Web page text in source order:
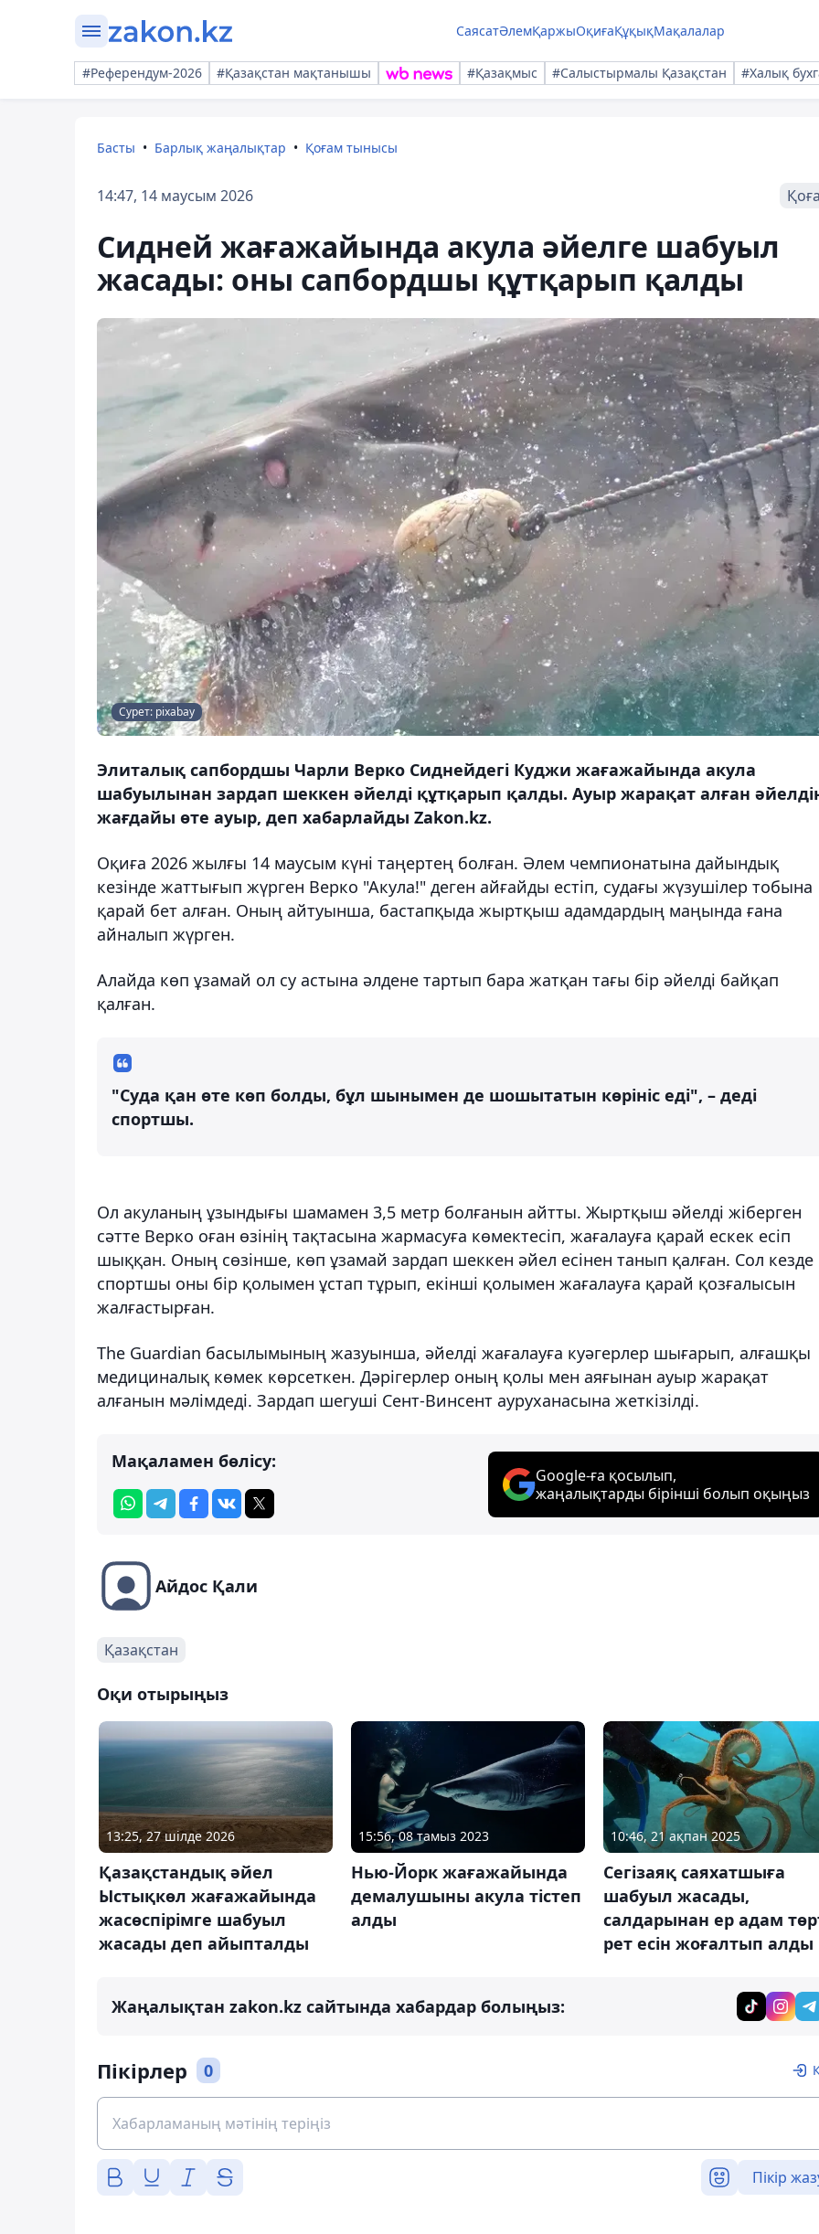
СаясатӘлемҚаржыОқиғаҚұқықМақалалар
#Референдум-2026 #Қазақстан мақтанышы #Қазақмыс #Салыстырмалы Қазақстан #Халық
Басты Барлық жаңалықтар Қоғам тынысы
14:47, 14 маусым 2026
Сидней жағажайында акула әйелге шабуыл
жасады: оны сапбордшы құтқарып қалды
Сурет: pixabay
Элиталық сапбордшы Чарли Верко Сиднейдегі Куджи жағажайында акула
шабуылынан зардап шеккен әйелді құтқарып қалды. Ауыр жарақат алған
жағдайы өте ауыр, деп хабарлайды Zakon.kz.
Оқиға 2026 жылғы 14 маусым күні таңертең болған. Әлем чемпионатына дайындық
кезінде жаттығып жүрген Верко "Акула!" деген айғайды естіп, судағы жүзушілер тобына
қарай бет алған. Оның айтуынша, бастапқыда жыртқыш адамдардың маңында ғана
айналып жүрген.
Алайда көп ұзамай ол су астына әлдене тартып бара жатқан тағы бір әйелді байқап
қалған.
"Суда қан өте көп болды, бұл шынымен де шошытатын көрініс еді", – деді
спортшы.
Ол акуланың ұзындығы шамамен 3,5 метр болғанын айтты. Жыртқыш әйелді жіберген
сәтте Верко оған өзінің тақтасына жармасуға көмектесіп, жағалауға қарай ескек есіп
шыққан. Оның сөзінше, көп ұзамай зардап шеккен әйел есінен танып қалған. Сол кезде
спортшы оны бір қолымен ұстап тұрып, екінші қолымен жағалауға қарай қозғалысын
жалғастырған.
The Guardian басылымының жазуынша, әйелді жағалауға куәгерлер шығарып, алғашқы
медициналық көмек көрсеткен. Дәрігерлер оның қолы мен аяғынан ауыр жарақат
алғанын мәлімдеді. Зардап шегуші Сент-Винсент ауруханасына жеткізілді.
Мақаламен бөлісу:
Google-ға қосылып,
жаңалықтарды бірінші болып оқыңыз
Айдос Қали
Қазақстан
Оқи отырыңыз
13:25, 27 шілде 2026
Қазақстандық әйел
Ыстықкөл жағажайында
жасөспірімге шабуыл
жасады деп айыпталды
15:56, 08 тамыз 2023
Нью-Йорк жағажайында
демалушыны акула тістеп
алды
10:46, 21 ақпан 2025
Сегізаяқ саяхатшыға
шабуыл жасады,
салдарынан ер адам
рет есін жоғалтып алды
Жаңалықтан zakon.kz сайтында хабардар болыңыз:
Пікірлер 0
Пікір